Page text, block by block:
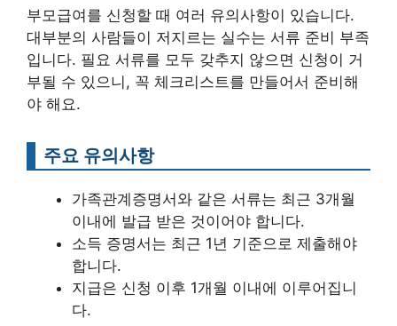
부모급여를 신청할 때 여러 유의사항이 있습니다.
대부분의 사람들이 저지르는 실수는 서류 준비 부족
입니다. 필요 서류를 모두 갖추지 않으면 신청이 거
부될 수 있으니, 꼭 체크리스트를 만들어서 준비해
야 해요.
주요 유의사항
가족관계증명서와 같은 서류는 최근 3개월
이내에 발급 받은 것이어야 합니다.
소득 증명서는 최근 1년 기준으로 제출해야
합니다.
지급은 신청 이후 1개월 이내에 이루어집니
다.